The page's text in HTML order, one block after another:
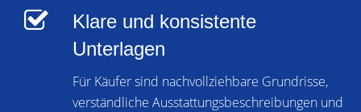
Klare und konsistente
Unterlagen
Für Käufer sind nachvollziehbare Grundrisse,
verständliche Ausstattungsbeschreibungen und